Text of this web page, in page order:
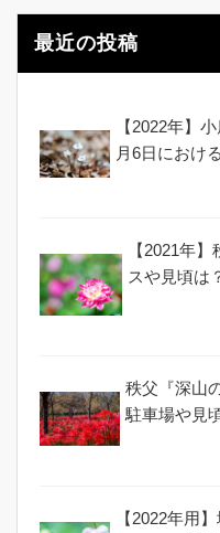
リ
ー
最近の投稿
【2022年】
月6日におけ
【2021年
スや見頃は
秩父『深山
駐車場や見
【2022年用